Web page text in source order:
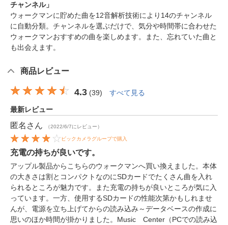
チャンネル」
ウォークマンに貯めた曲を12音解析技術により14のチャンネル
に自動分類。チャンネルを選ぶだけで、気分や時間帯に合わせた
ウォークマンおすすめの曲を楽しめます。また、忘れていた曲と
も出会えます。
商品レビュー
4.3 (39) すべて見る
最新レビュー
匿名 さん （2022/6/7にレビュー）
ビックカメラグループで購入
充電の持ちが良いです。
アップル製品からこちらのウォークマンへ買い換えました。本体
の大きさは割とコンパクトなのにSDカードでたくさん曲を入れ
られるところが魅力です。また充電の持ちが良いところが気に入
っています。一方、使用するSDカードの性能次第かもしれませ
んが、電源を立ち上げてからの読み込み～データベースの作成に
思いのほか時間が掛かりました。Music Center（PCでの読み込